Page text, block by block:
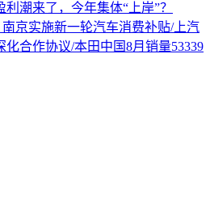
潮来了，今年集体“上岸”？
南京实施新一轮汽车消费补贴/上汽
合作协议/本田中国8月销量53339